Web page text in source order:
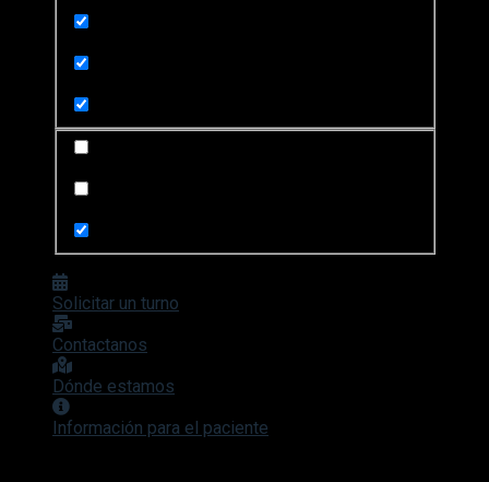
Solicitar un turno
Contactanos
Dónde estamos
Información para el paciente